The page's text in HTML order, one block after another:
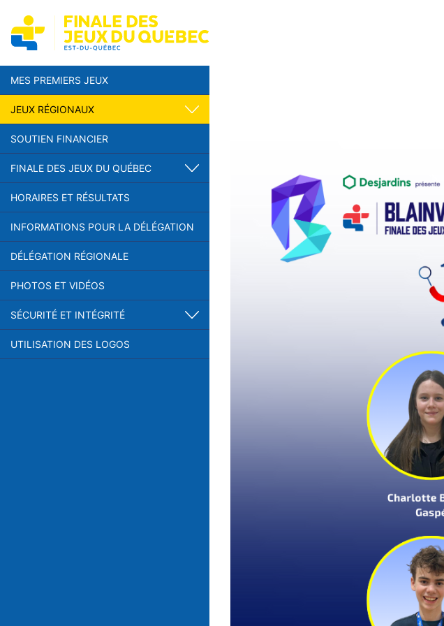
MES PREMIERS JEUX
JEUX RÉGIONAUX
SOUTIEN FINANCIER
FINALE DES JEUX DU QUÉBEC
HORAIRES ET RÉSULTATS
INFORMATIONS POUR LA DÉLÉGATION
DÉLÉGATION RÉGIONALE
PHOTOS ET VIDÉOS
SÉCURITÉ ET INTÉGRITÉ
UTILISATION DES LOGOS